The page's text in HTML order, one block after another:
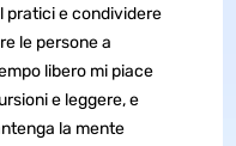
pratici e condividere
le persone a
libero mi piace
e leggere, e
la mente